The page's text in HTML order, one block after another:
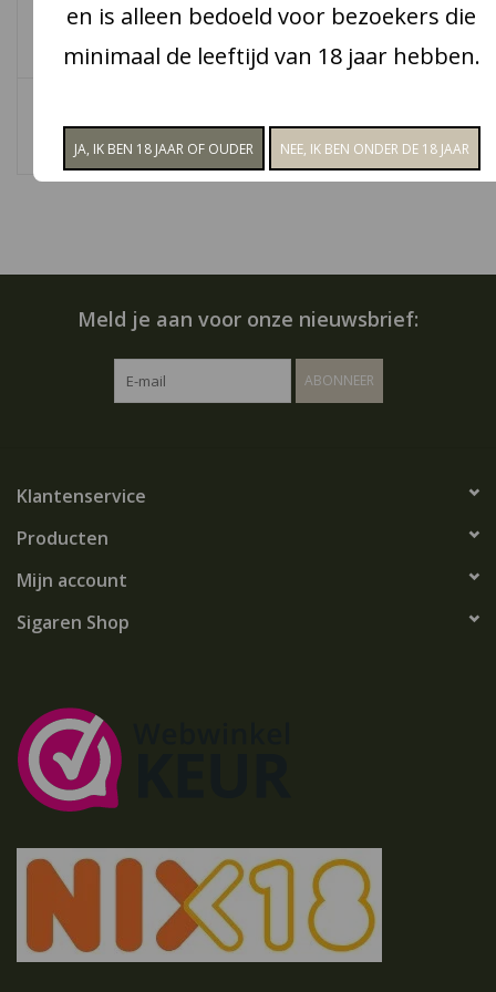
Koffie en thee
Metal Chrome,
Automatic
€15,50
Meld je aan voor onze nieuwsbrief:
ABONNEER
Klantenservice
Producten
Mijn account
Sigaren Shop
en is alleen bedoeld voor bezoekers die
minimaal de leeftijd van 18 jaar hebben.